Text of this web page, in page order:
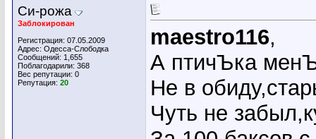
Си-рожа
Заблокирован
Регистрация: 07.05.2009
Адрес: Одесса-Слободка
Сообщений: 1,655
Поблагодарили: 368
Вес репутации: 0
Репутация: 20
maestro116,
А птичЪка
Не в
Чуть не